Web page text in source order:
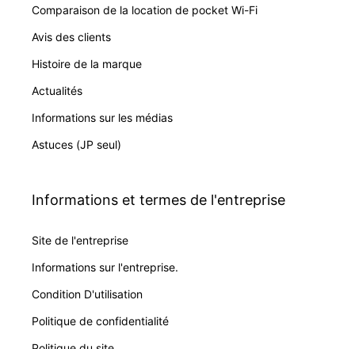
Comparaison de la location de pocket Wi-Fi
Avis des clients
Histoire de la marque
Actualités
Informations sur les médias
Astuces (JP seul)
Informations et termes de l'entreprise
Site de l'entreprise
Informations sur l'entreprise.
Condition D'utilisation
Politique de confidentialité